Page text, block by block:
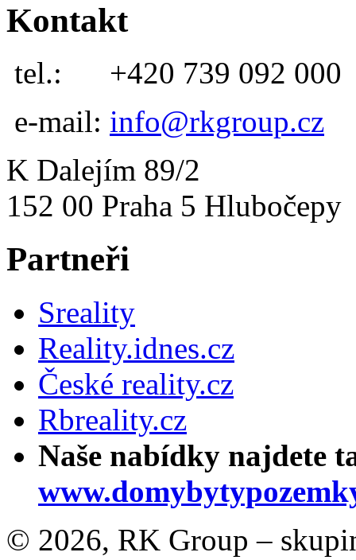
Kontakt
tel.: +420 739 092 000
e-mail: info@rkgroup.cz
K Dalejím 89/2
152 00 Praha 5 Hlubočepy
Partneři
Sreality
Reality.idnes.cz
České reality.cz
Rbreality.cz
Naše nabídky najdete
© 2026, RK Group –